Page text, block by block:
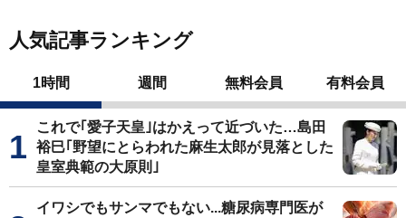
人気記事ランキング
1時間 週間 無料会員 有料会員
これで｢愛子天皇｣はかえって近づいた…島田
裕巳｢野望にとらわれた麻生太郎が見落とした
皇室典範の大原則｣
イワシでもサンマでもない...糖尿病専門医が